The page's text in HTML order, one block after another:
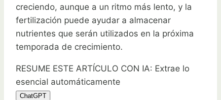
creciendo, aunque a un ritmo más lento, y la
fertilización puede ayudar a almacenar
nutrientes que serán utilizados en la próxima
temporada de crecimiento.
RESUME ESTE ARTÍCULO CON IA: Extrae lo
esencial automáticamente
ChatGPT